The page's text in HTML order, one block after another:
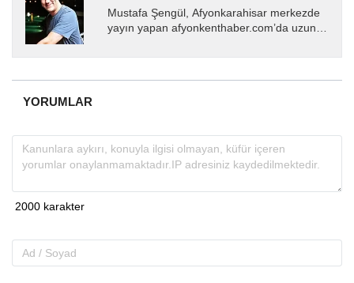
Mustafa Şengül, Afyonkarahisar merkezde
yayın yapan afyonkenthaber.com’da uzun
almakta, haber akışı...
YORUMLAR